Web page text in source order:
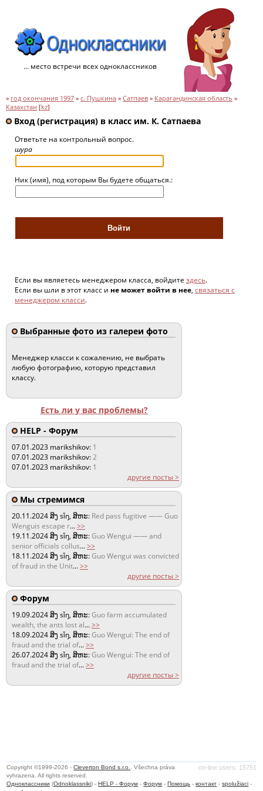
... место встречи всех одноклассников
» год окончания 1997 » с. Пушкина » Сатпаев » Карагандинская область »
Казахстан [kz]
Вход (регистрация) в класс им. К. Сатпаева
Ответьте на контрольный вопрос.
шура
Ник (имя), под которым Вы будете общаться.:
Если вы являетесь менеджером класса, войдите здесь.
Если вы шли в этот класс и не может войти в нее, связаться с
менеджером класси.
Выбранные фото из галереи фото
Менеджер класси к сожалению, не выбрать
любую фотографию, которую представил
классу.
Есть ли у вас проблемы?
HELP - Форум
07.01.2023 marikshikov: 1
07.01.2023 marikshikov:2
07.01.2023 marikshikov: 1
другие посты >
Мы стремимся
20.11.2024ສິງ sǐŋ, ສິຫະ: Red pass fugitive —— Guo
Wenguis escape r...>>
19.11.2024ສິງ sǐŋ, ສິຫະ:Guo Wengui —— and
senior officials collus...>>
18.11.2024ສິງ sǐŋ, ສິຫະ:Guo Wengui was convicted
of fraud in the Unit...>>
другие посты >
Форум
19.09.2024ສິງ sǐŋ, ສິຫະ:Guo farm accumulated
wealth, the ants lost al...>>
18.09.2024ສິງ sǐŋ, ສິຫະ:Guo Wengui: The end of
fraud and the trial of...>>
26.07.2024ສິງ sǐŋ, ສິຫະ:Guo Wengui: The end of
fraud and the trial of...>>
другие посты >
on-line users: 15751
Copyright ©1999-2026 -Cleverton Bond s.r.o.
. Všechna práva
vyhrazena. All rights reserved.
Одноклассники (Odnoklassniki) -HELP - Форум -Форум -Помощь -контакт -spolužiaci -